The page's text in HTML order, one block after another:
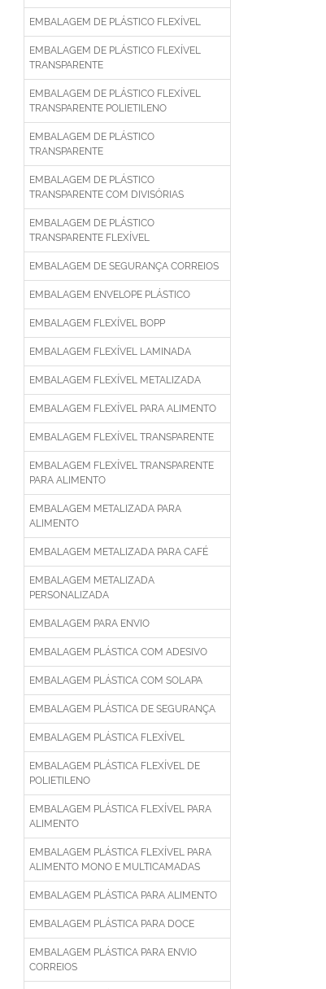
EMBALAGEM DE PLÁSTICO FLEXÍVEL
EMBALAGEM DE PLÁSTICO FLEXÍVEL
TRANSPARENTE
EMBALAGEM DE PLÁSTICO FLEXÍVEL
TRANSPARENTE POLIETILENO
EMBALAGEM DE PLÁSTICO
TRANSPARENTE
EMBALAGEM DE PLÁSTICO
TRANSPARENTE COM DIVISÓRIAS
EMBALAGEM DE PLÁSTICO
TRANSPARENTE FLEXÍVEL
EMBALAGEM DE SEGURANÇA CORREIOS
EMBALAGEM ENVELOPE PLÁSTICO
EMBALAGEM FLEXÍVEL BOPP
EMBALAGEM FLEXÍVEL LAMINADA
EMBALAGEM FLEXÍVEL METALIZADA
EMBALAGEM FLEXÍVEL PARA ALIMENTO
EMBALAGEM FLEXÍVEL TRANSPARENTE
EMBALAGEM FLEXÍVEL TRANSPARENTE
PARA ALIMENTO
EMBALAGEM METALIZADA PARA
ALIMENTO
EMBALAGEM METALIZADA PARA CAFÉ
EMBALAGEM METALIZADA
PERSONALIZADA
EMBALAGEM PARA ENVIO
EMBALAGEM PLÁSTICA COM ADESIVO
EMBALAGEM PLÁSTICA COM SOLAPA
EMBALAGEM PLÁSTICA DE SEGURANÇA
EMBALAGEM PLÁSTICA FLEXÍVEL
EMBALAGEM PLÁSTICA FLEXÍVEL DE
POLIETILENO
EMBALAGEM PLÁSTICA FLEXÍVEL PARA
ALIMENTO
EMBALAGEM PLÁSTICA FLEXÍVEL PARA
ALIMENTO MONO E MULTICAMADAS
EMBALAGEM PLÁSTICA PARA ALIMENTO
EMBALAGEM PLÁSTICA PARA DOCE
EMBALAGEM PLÁSTICA PARA ENVIO
CORREIOS